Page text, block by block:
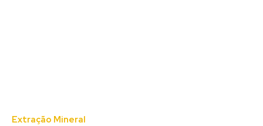
Extração Mineral